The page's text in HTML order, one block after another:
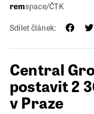
remspace/ČTK
Sdílet článek:
Central
postavit 2
v Praze